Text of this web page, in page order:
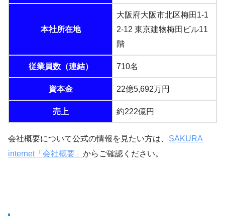
本社所在地
大阪府大阪市北区梅田1-1
2-12 東京建物梅田ビル11
階
従業員数（連結） 710名
資本金 22億5,692万円
売上 約222億円
会社概要について公式の情報を見たい方は、 SAKURA
internet「会社概要」 からご確認ください。